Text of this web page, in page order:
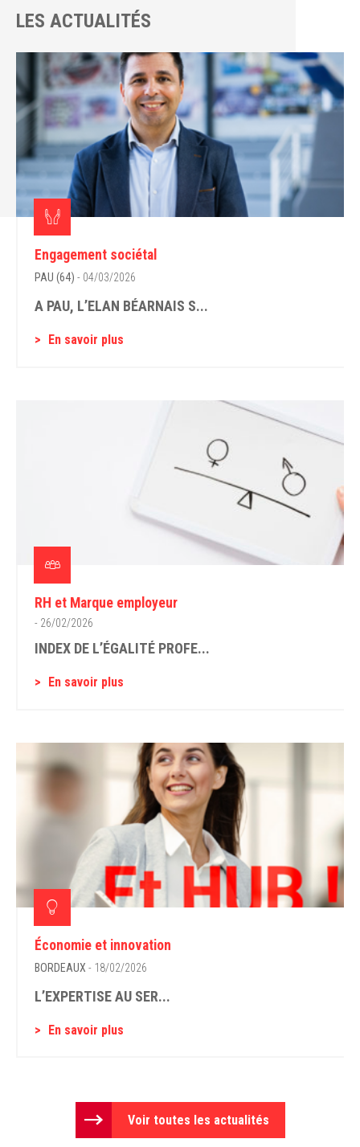
LES ACTUALITÉS
Engagement sociétal
PAU (64) - 04/03/2026
A PAU, L’ELAN BÉARNAIS S...
En savoir plus
RH et Marque employeur
- 26/02/2026
INDEX DE L’ÉGALITÉ PROFE...
En savoir plus
Économie et innovation
BORDEAUX - 18/02/2026
L’EXPERTISE AU SER...
En savoir plus
Voir toutes les actualités